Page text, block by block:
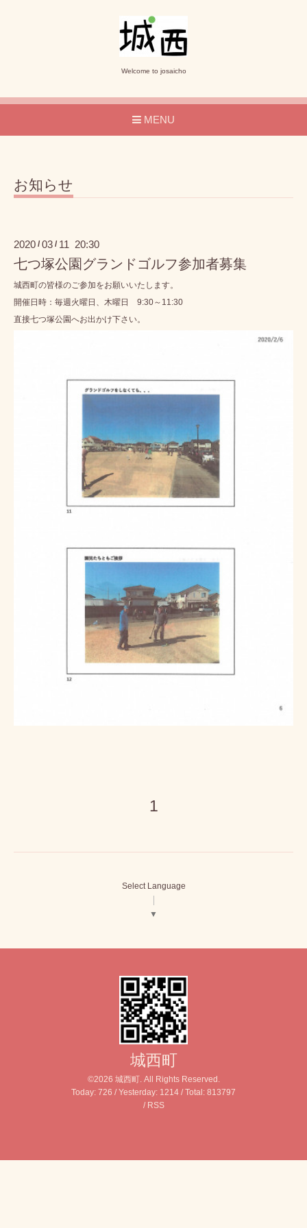
Welcome to josaicho
MENU
お知らせ
2020 / 03 / 11 20:30
七つ塚公園グランドゴルフ参加者募集
城西町の皆様のご参加をお願いいたします。
開催日時：毎週火曜日、木曜日 9:30～11:30
直接七つ塚公園へお出かけ下さい。
1
Select Language
▼
城西町
©2026 城西町. All Rights Reserved.
Today: 726 / Yesterday: 1214 / Total: 813797
/ RSS